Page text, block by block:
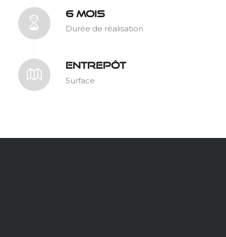
6 MOIS
Durée de réalisation
ENTREPÔT
Surface